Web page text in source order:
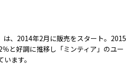
、2014年2月に販売をスタート。2015
と好調に推移し「ミンティア」のユー
ます。